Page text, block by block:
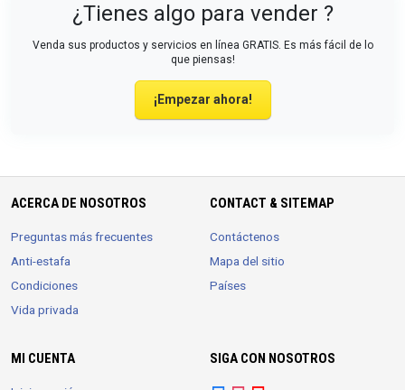
¿Tienes algo para vender ?
Venda sus productos y servicios en línea GRATIS. Es más fácil de lo
que piensas!
¡Empezar ahora!
ACERCA DE NOSOTROS
Preguntas más frecuentes
Anti-estafa
Condiciones
Vida privada
CONTACT & SITEMAP
Contáctenos
Mapa del sitio
Países
MI CUENTA SIGA CON NOSOTROS